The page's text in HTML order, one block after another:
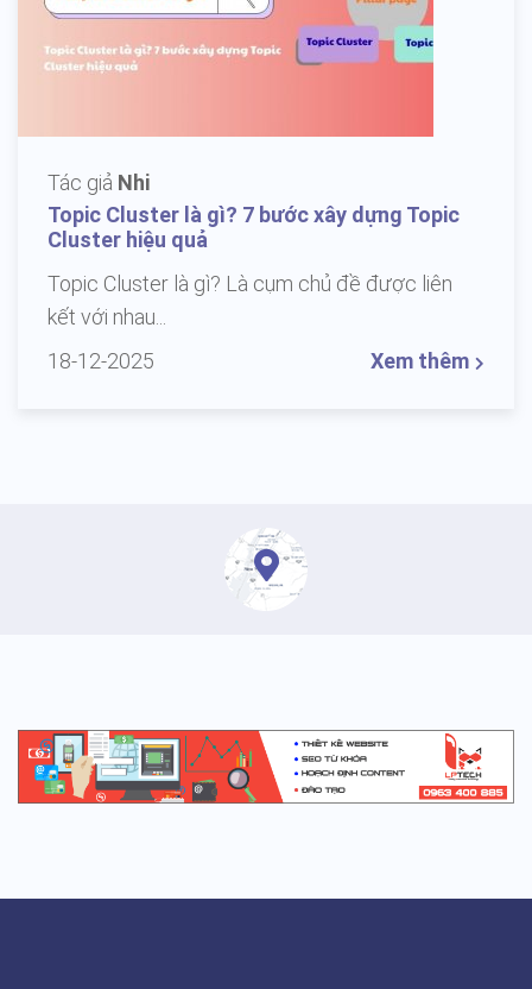
Tác giả Nhi
Topic Cluster là gì? 7 bước xây dựng Topic
Cluster hiệu quả
Topic Cluster là gì? Là cụm chủ đề được liên
kết với nhau...
18-12-2025
Xem thêm